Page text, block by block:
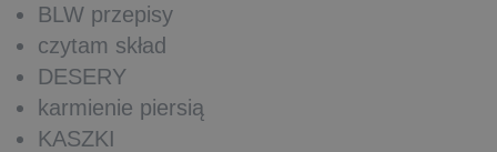
BLW przepisy
czytam skład
DESERY
karmienie piersią
KASZKI